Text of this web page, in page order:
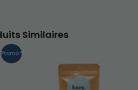
Similaires
Promo !